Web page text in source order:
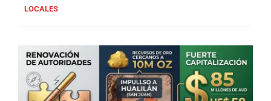
LOCALES